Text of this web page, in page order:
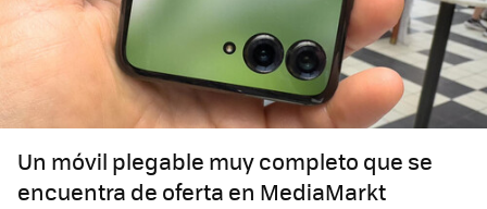
Un móvil plegable muy completo que se
encuentra de oferta en MediaMarkt